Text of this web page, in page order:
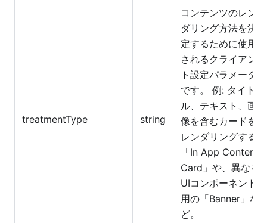
treatmentType string
コンテンツのレン
ダリング方法を決
定するために使用
されるクライアン
ト設定パラメータ
です。 例: タイト
ル、テキスト、画
像を含むカードを
レンダリングする
「In App Content
Card」や、異なる
UIコンポーネント
用の「Banner」な
ど。